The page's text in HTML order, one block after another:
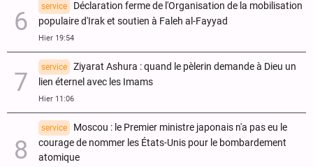
service
Déclaration ferme de l'Organisation de la mobilisation
populaire d'Irak et soutien à Faleh al-Fayyad
Hier 19:54
service
Ziyarat Ashura : quand le pèlerin demande à Dieu un
lien éternel avec les Imams
Hier 11:06
service
Moscou : le Premier ministre japonais n'a pas eu le
courage de nommer les États-Unis pour le bombardement
atomique